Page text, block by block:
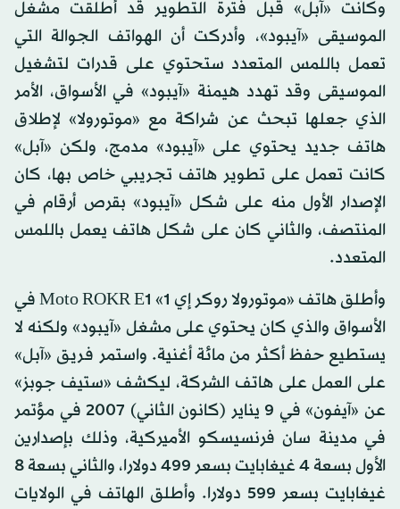
وكانت «آبل» قبل فترة التطوير قد أطلقت مشغل
الموسيقى «آيبود»، وأدركت أن الهواتف الجوالة التي
تعمل باللمس المتعدد ستحتوي على قدرات لتشغيل
الموسيقى وقد تهدد هيمنة «آيبود» في الأسواق، الأمر
الذي جعلها تبحث عن شراكة مع «موتورولا» لإطلاق
هاتف جديد يحتوي على «آيبود» مدمج، ولكن «آبل»
كانت تعمل على تطوير هاتف تجريبي خاص بها، كان
الإصدار الأول منه على شكل «آيبود» بقرص أرقام في
المنتصف، والثاني كان على شكل هاتف يعمل باللمس
المتعدد.
وأطلق هاتف «موتورولا روكر إي 1» Moto ROKR E1 في
الأسواق والذي كان يحتوي على مشغل «آيبود» ولكنه لا
يستطيع حفظ أكثر من مائة أغنية. واستمر فريق «آبل»
على العمل على هاتف الشركة، ليكشف «ستيف جوبز»
عن «آيفون» في 9 يناير (كانون الثاني) 2007 في مؤتمر
في مدينة سان فرنسيسكو الأميركية، وذلك بإصدارين
الأول بسعة 4 غيغابايت بسعر 499 دولارا، والثاني بسعة 8
غيغابايت بسعر 599 دولارا. وأطلق الهاتف في الولايات